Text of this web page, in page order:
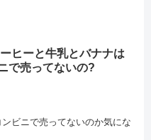
ヒーと牛乳とバナナは
で売ってないの?
ビニで売ってないのか気にな